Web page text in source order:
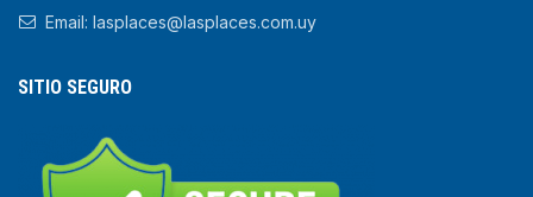
Email: lasplaces@lasplaces.com.uy
SITIO SEGURO